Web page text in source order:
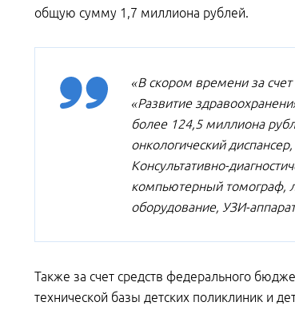
общую сумму 1,7 миллиона рублей.
«В скором времени за
«Развитие
более 124,5 миллиона
онкологический
Консультативно-
компьютерный томограф,
оборудование, УЗИ-
Также за счет средств федерального
технической базы детских поликлиник и